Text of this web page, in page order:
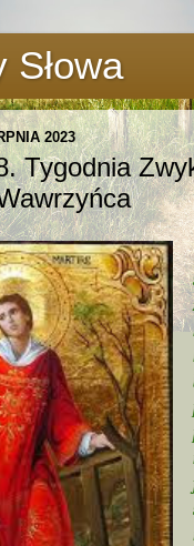
Słowa
2023
Tygodnia